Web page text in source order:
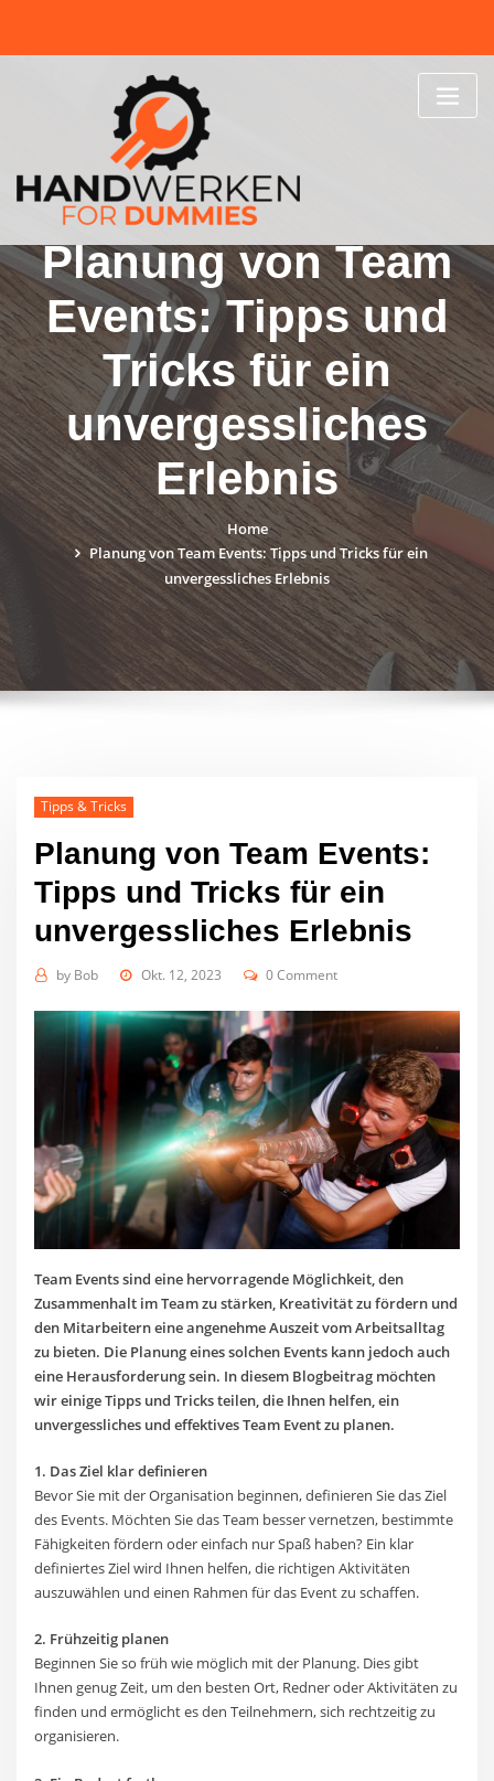
content
Planung von Team
Events: Tipps und
Tricks für ein
unvergessliches
Erlebnis
Home
Planung von Team Events: Tipps und Tricks für ein
unvergessliches Erlebnis
Tipps & Tricks
Planung von Team Events:
Tipps und Tricks für ein
unvergessliches Erlebnis
by Bob Okt. 12, 2023 0 Comment
Team Events sind eine hervorragende Möglichkeit, den
Zusammenhalt im Team zu stärken, Kreativität zu fördern und
den Mitarbeitern eine angenehme Auszeit vom Arbeitsalltag
zu bieten. Die Planung eines solchen Events kann jedoch auch
eine Herausforderung sein. In diesem Blogbeitrag möchten
wir einige Tipps und Tricks teilen, die Ihnen helfen, ein
unvergessliches und effektives Team Event zu planen.
1. Das Ziel klar definieren
Bevor Sie mit der Organisation beginnen, definieren Sie das Ziel
des Events. Möchten Sie das Team besser vernetzen, bestimmte
Fähigkeiten fördern oder einfach nur Spaß haben? Ein klar
definiertes Ziel wird Ihnen helfen, die richtigen Aktivitäten
auszuwählen und einen Rahmen für das Event zu schaffen.
2. Frühzeitig planen
Beginnen Sie so früh wie möglich mit der Planung. Dies gibt
Ihnen genug Zeit, um den besten Ort, Redner oder Aktivitäten zu
finden und ermöglicht es den Teilnehmern, sich rechtzeitig zu
organisieren.